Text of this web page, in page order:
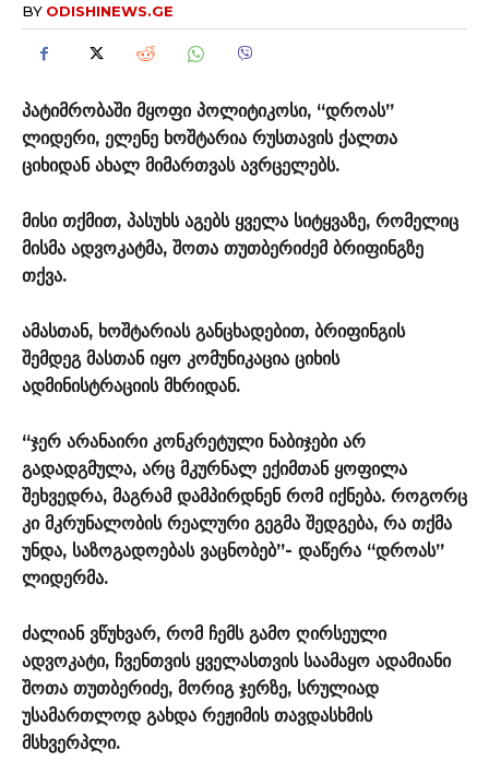
BY ODISHINEWS.GE
პატიმრობაში მყოფი პოლიტიკოსი, “დროას”
ლიდერი, ელენე ხოშტარია რუსთავის ქალთა
ციხიდან ახალ მიმართვას ავრცელებს.
მისი თქმით, პასუხს აგებს ყველა სიტყვაზე, რომელიც
მისმა ადვოკატმა, შოთა თუთბერიძემ ბრიფინგზე
თქვა.
ამასთან, ხოშტარიას განცხადებით, ბრიფინგის
შემდეგ მასთან იყო კომუნიკაცია ციხის
ადმინისტრაციის მხრიდან.
“ჯერ არანაირი კონკრეტული ნაბიჯები არ
გადადგმულა, არც მკურნალ ექიმთან ყოფილა
შეხვედრა, მაგრამ დამპირდნენ რომ იქნება. როგორც
კი მკრუნალობის რეალური გეგმა შედგება, რა თქმა
უნდა, საზოგადოებას ვაცნობებ”- დაწერა “დროას”
ლიდერმა.
ძალიან ვწუხვარ, რომ ჩემს გამო ღირსეული
ადვოკატი, ჩვენთვის ყველასთვის საამაყო ადამიანი
შოთა თუთბერიძე, მორიგ ჯერზე, სრულიად
უსამართლოდ გახდა რეჟიმის თავდასხმის
მსხვერპლი.